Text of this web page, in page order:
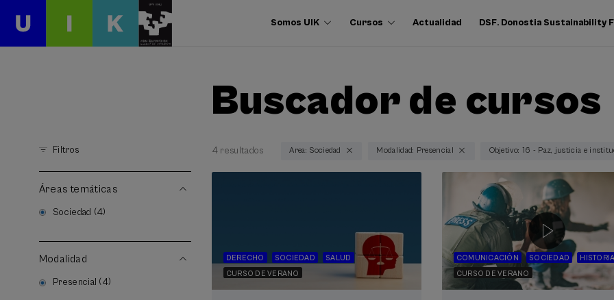
Somos UIK Cursos Actualidad DSF. Donostia Sustainability
Buscador de cursos
Filtros
Áreas temáticas
Sociedad (4)
Modalidad
Presencial (4)
4 resultados Area: Sociedad Modalidad: Presencial Objetivo: 16 - Paz, justicia e
DERECHO SOCIEDAD
SALUD
CURSO DE VERANO
COMUNICACIÓN SOCIEDAD
HISTORIA
CURSO DE VERANO